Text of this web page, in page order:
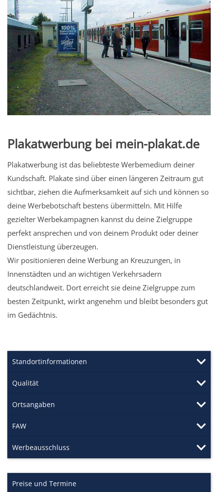
Plakatwerbung bei mein-plakat.de
Plakatwerbung ist das beliebteste Werbemedium deiner
Kundschaft. Plakate sind über einen längeren Zeitraum gut
sichtbar, ziehen die Aufmerksamkeit auf sich und können so
deine Werbebotschaft bestens übermitteln. Mit Hilfe
gezielter Werbekampagnen kannst du deine Zielgruppe
perfekt ansprechen und von deinem Produkt oder deiner
Dienstleistung überzeugen.
Wir positionieren deine Werbung an Kreuzungen, in
Innenstädten und an wichtigen Verkehrsadern
deutschlandweit. Dort erreicht sie deine Zielgruppe zum
besten Zeitpunkt, wirkt angenehm und bleibt besonders gut
im Gedächtnis.
Standortinformationen
Qualität
Ortsangaben
FAW
Werbeausschluss
Preise und Termine